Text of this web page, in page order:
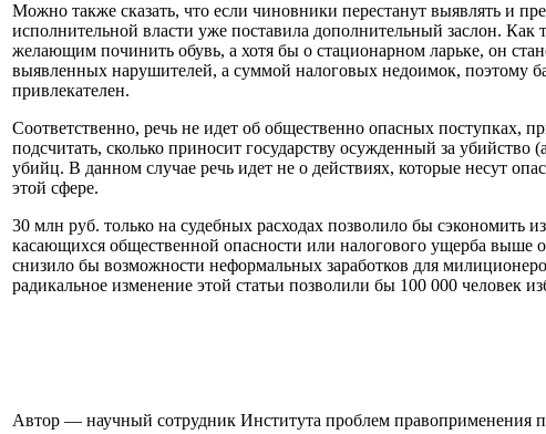
Можно также сказать, что если чиновники перестанут выявлять и
исполнительной власти уже поставила дополнительный заслон. Как
желающим починить обувь, а хотя бы о стационарном ларьке, он
выявленных нарушителей, а суммой налоговых недоимок, поэтому
привлекателен.
Соответственно, речь не идет об общественно опасных поступках,
подсчитать, сколько приносит государству осужденный за
убийц. В данном случае речь идет не о действиях, которые несут
этой сфере.
30 млн руб. только на судебных расходах позволило бы сэкономить
касающихся общественной опасности или налогового ущерба выше
снизило бы возможности неформальных заработков для
радикальное изменение этой статьи позволили бы 100 000 человек
Автор — научный сотрудник Института проблем правоприменения